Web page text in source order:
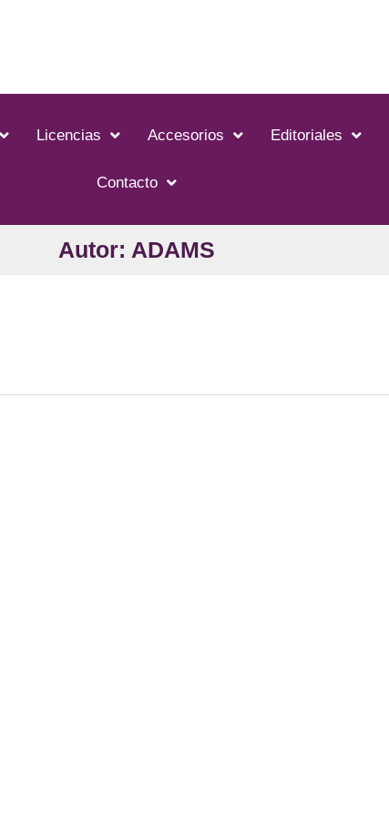
Licencias Accesorios Editoriales
Contacto
Autor: ADAMS